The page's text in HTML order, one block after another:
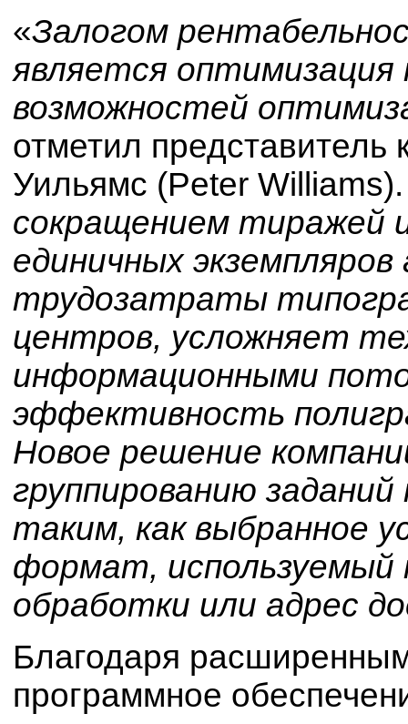
«Залогом
является оптимизация
возможностей
отметил
Уильямс (Peter
сокращением тиражей
единичных
трудозатраты
центров, усложняет
информационными
эффективность
Новое решение
группированию
таким, как выбранное
формат,
обработки или адрес
Благодаря
программное